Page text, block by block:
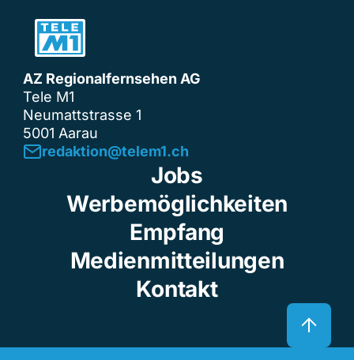
AZ Regionalfernsehen AG
Tele M1
Neumattstrasse 1
5001 Aarau
redaktion@telem1.ch
Jobs
Werbemöglichkeiten
Empfang
Medienmitteilungen
Kontakt